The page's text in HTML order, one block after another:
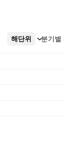
해단위 분기별
더보기